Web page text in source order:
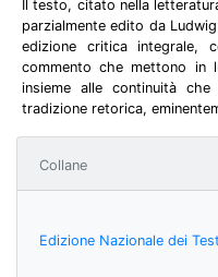
Il testo, citato nella
parzialmente edito da
edizione critica integrale,
commento che mettono in
insieme alle continuità
tradizione retorica,
Collane
Edizione Nazionale dei